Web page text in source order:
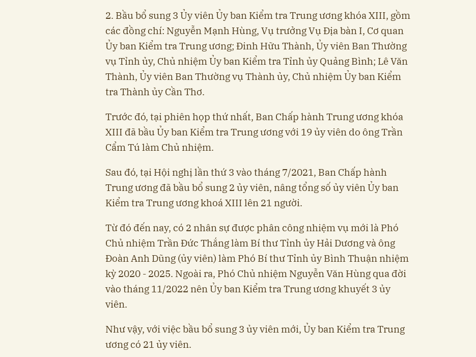
2. Bầu bổ sung 3 Ủy viên Ủy ban Kiểm tra Trung ương khóa XIII, gồm
các đồng chí: Nguyễn Mạnh Hùng, Vụ trưởng Vụ Địa bàn I, Cơ quan
Ủy ban Kiểm tra Trung ương; Đinh Hữu Thành, Ủy viên Ban Thường
vụ Tỉnh ủy, Chủ nhiệm Ủy ban Kiểm tra Tỉnh ủy Quảng Bình; Lê Văn
Thành, Ủy viên Ban Thường vụ Thành ủy, Chủ nhiệm Ủy ban Kiểm
tra Thành ủy Cần Thơ.
Trước đó, tại phiên họp thứ nhất, Ban Chấp hành Trung ương khóa
XIII đã bầu Ủy ban Kiểm tra Trung ương với 19 ủy viên do ông Trần
Cẩm Tú làm Chủ nhiệm.
Sau đó, tại Hội nghị lần thứ 3 vào tháng 7/2021, Ban Chấp hành
Trung ương đã bầu bổ sung 2 ủy viên, nâng tổng số ủy viên Ủy ban
Kiểm tra Trung ương khoá XIII lên 21 người.
Từ đó đến nay, có 2 nhân sự được phân công nhiệm vụ mới là Phó
Chủ nhiệm Trần Đức Thắng làm Bí thư Tỉnh ủy Hải Dương và ông
Đoàn Anh Dũng (ủy viên) làm Phó Bí thư Tỉnh ủy Bình Thuận nhiệm
kỳ 2020 - 2025. Ngoài ra, Phó Chủ nhiệm Nguyễn Văn Hùng qua đời
vào tháng 11/2022 nên Ủy ban Kiểm tra Trung ương khuyết 3 ủy
viên.
Như vậy, với việc bầu bổ sung 3 ủy viên mới, Ủy ban Kiểm tra Trung
ương có 21 ủy viên.